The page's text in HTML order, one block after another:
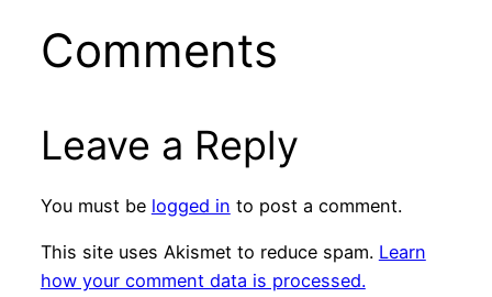
Comments
Leave a Reply
You must be logged in to post a comment.
This site uses Akismet to reduce spam. Learn
how your comment data is processed.